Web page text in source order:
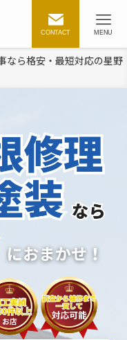
CONTACT MENU
なら格安・最短対応の星野